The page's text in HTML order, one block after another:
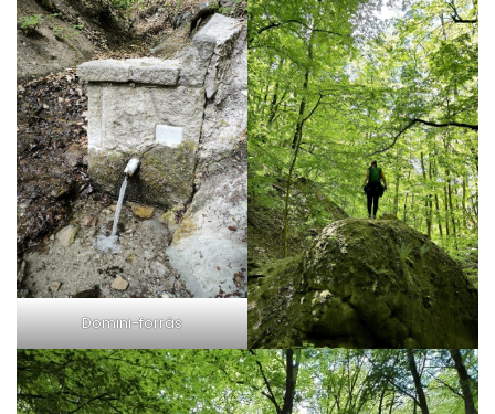
Domini-forrás